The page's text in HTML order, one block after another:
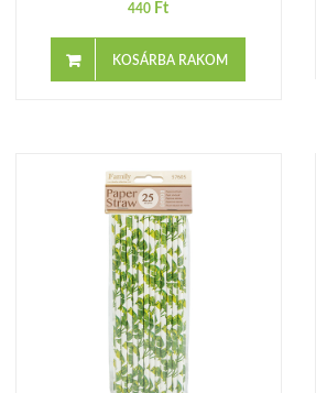
440 Ft
KOSÁRBA RAKOM